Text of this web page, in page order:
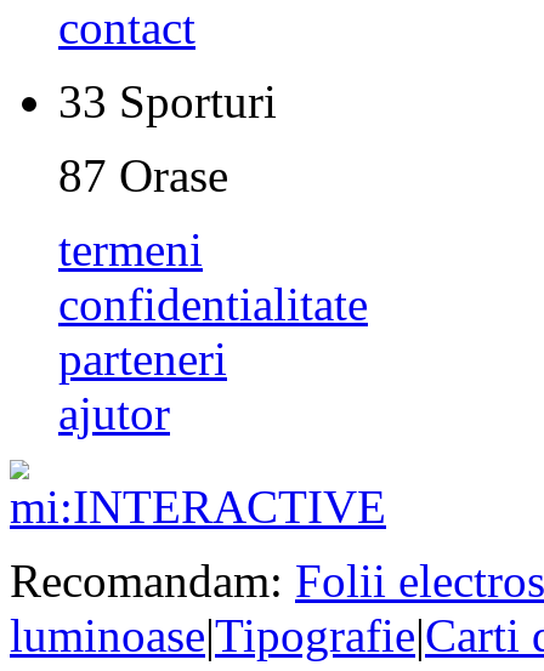
contact
33 Sporturi
87 Orase
termeni
confidentialitate
parteneri
ajutor
Recomandam: Folii
luminoase|Tipografie|Carti